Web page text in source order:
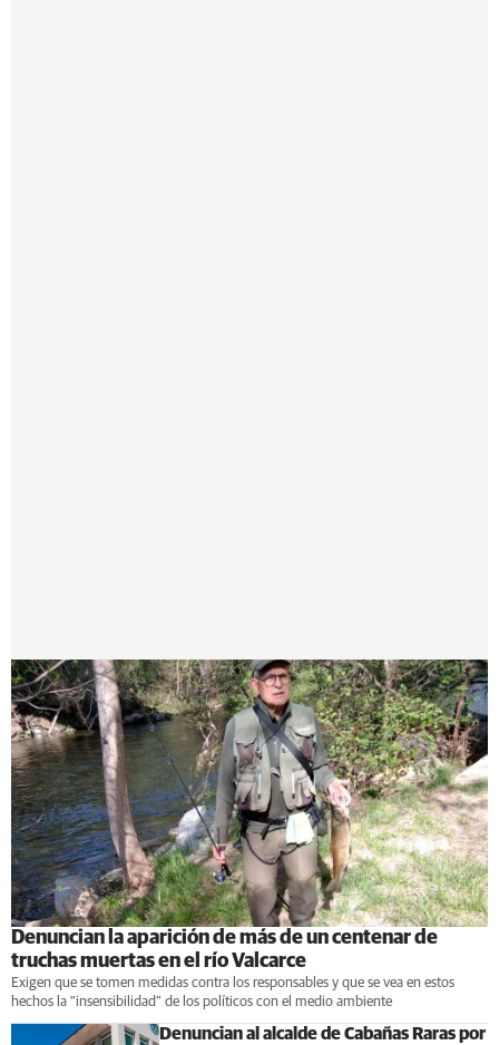
Denuncian la aparición de más de un centenar de
truchas muertas en el río Valcarce
Exigen que se tomen medidas contra los responsables y que se vea en estos
hechos la “insensibilidad” de los políticos con el medio ambiente
Denuncian al alcalde de Cabañas Raras por